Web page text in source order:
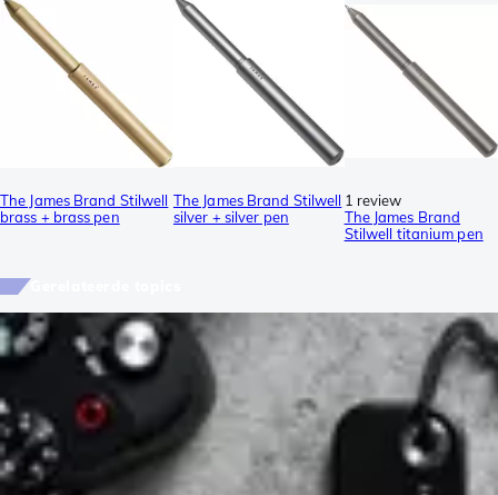
The James Brand Stilwell
brass + brass pen
The James Brand Stilwell
silver + silver pen
1 review
The James Brand
Stilwell titanium pen